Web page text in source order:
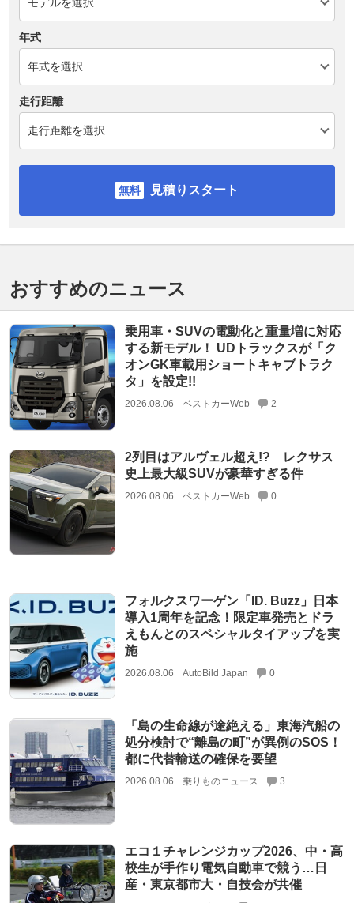
年式
走行距離
見積りスタート
おすすめのニュース
乗用車・SUVの電動化と重量増に対応
する新モデル！ UDトラックスが「ク
オンGK車載用ショートキャブトラク
タ」を設定!!
2026.08.06 ベストカーWeb 2
2列目はアルヴェル超え!? レクサス
史上最大級SUVが豪華すぎる件
2026.08.06 ベストカーWeb 0
フォルクスワーゲン「ID. Buzz」日本
導入1周年を記念！限定車発売とドラ
えもんとのスペシャルタイアップを実
施
2026.08.06 AutoBild Japan 0
「島の生命線が途絶える」東海汽船の
処分検討で“離島の町”が異例のSOS！
都に代替輸送の確保を要望
2026.08.06 乗りものニュース 3
エコ１チャレンジカップ2026、中・高
校生が手作り電気自動車で競う…日
産・東京都市大・自技会が共催